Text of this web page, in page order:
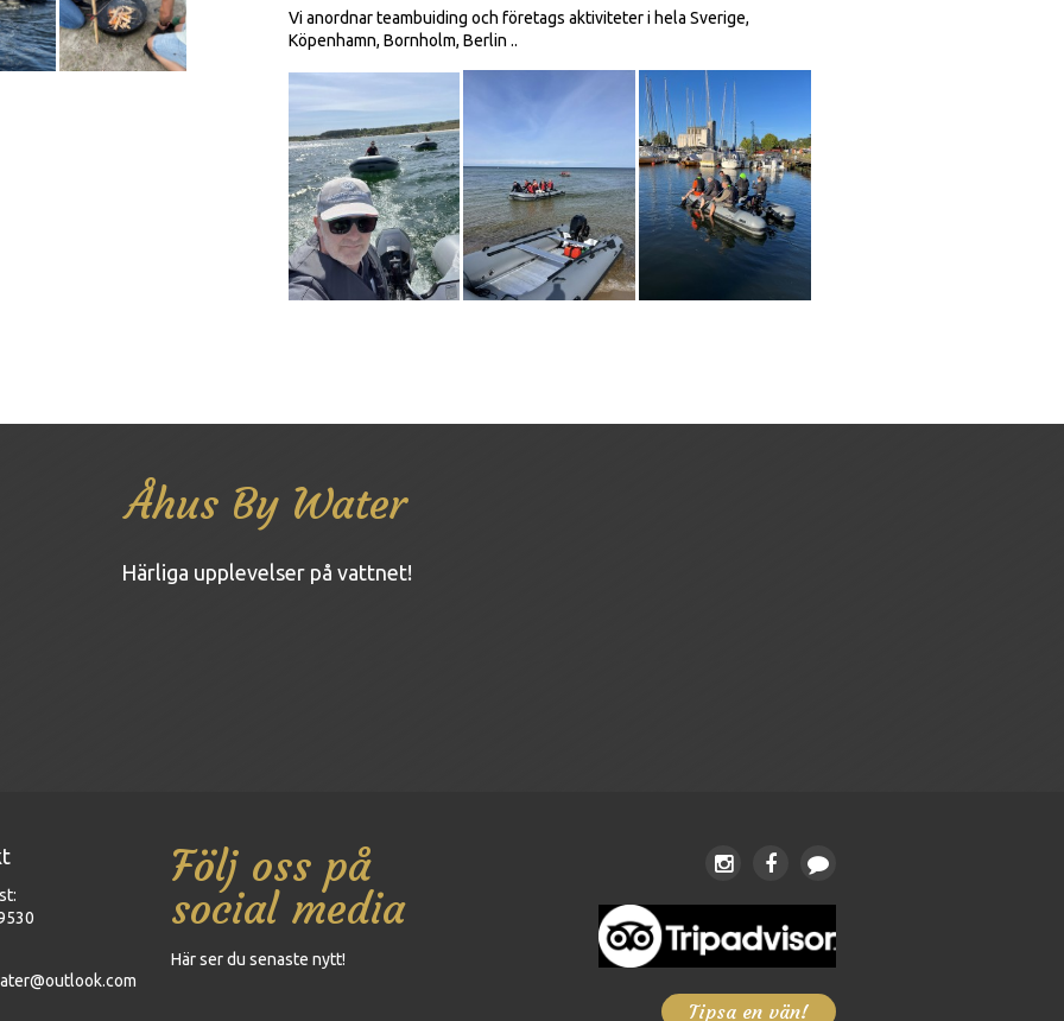
Vi anordnar teambuiding och företags aktiviteter i hela Sverige,
Köpenhamn, Bornholm, Berlin ..
Åhus By Water
Härliga upplevelser på vattnet!
Följ oss på
social media
Här ser du senaste nytt!
Tipsa en vän!